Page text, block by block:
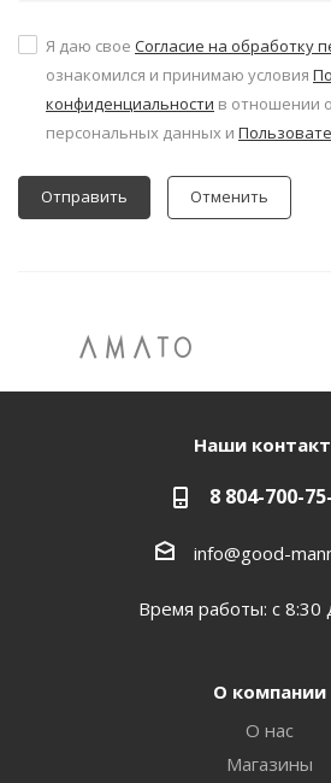
Я даю свое Согласие на обработку
ознакомился и принимаю условия
конфиденциальности в отношении
персональных данных и
Отменить
Наши
8 804-700-
info@good-
Время работы: с 8:30
О компании
О нас
Магазины